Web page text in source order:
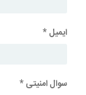
ایمیل*
سوال امنیتی*